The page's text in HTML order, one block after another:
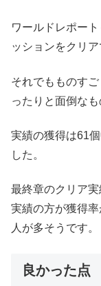
ワールドレポー
ッションをクリ
それでもものす
ったりと面倒なも
実績の獲得は61
した。
最終章のクリア
実績の方が獲得
人が多そうです。
良かった点